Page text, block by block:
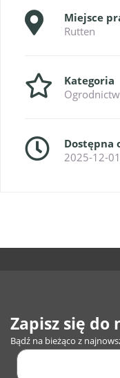
Miejsce
Rutten
Kategoria
Dostępna
2025-12-01
Zapisz się do
Bądź na bieżąco z